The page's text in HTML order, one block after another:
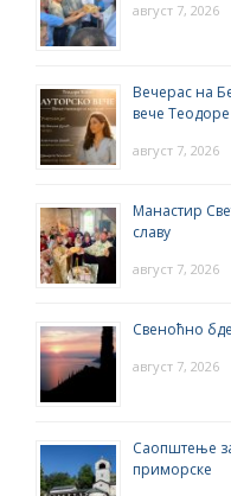
август 7, 2026
Вечерас на
вече
август 7, 2026
Манастир
славу
август 7, 2026
Свеноћно
август 7, 2026
Саопштење
приморске